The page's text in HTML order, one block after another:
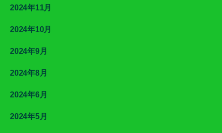
2024年11月
2024年10月
2024年9月
2024年8月
2024年6月
2024年5月